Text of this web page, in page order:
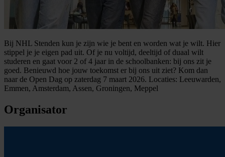
Bij NHL Stenden kun je zijn wie je bent en worden wat je wilt. Hier
stippel je je eigen pad uit. Of je nu voltijd, deeltijd of duaal wilt
studeren en gaat voor 2 of 4 jaar in de schoolbanken: bij ons zit je
goed. Benieuwd hoe jouw toekomst er bij ons uit ziet? Kom dan
naar de Open Dag op zaterdag 7 maart 2026. Locaties: Leeuwarden,
Emmen, Amsterdam, Assen, Groningen, Meppel
Organisator